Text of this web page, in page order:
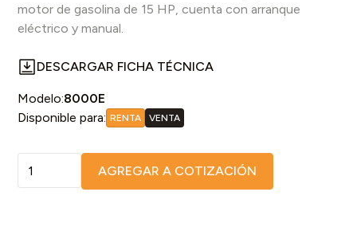
motor de gasolina de 15 HP, cuenta con arranque
eléctrico y manual.
DESCARGAR FICHA TÉCNICA
Modelo:8000E
Disponible para: RENTA VENTA
AGREGAR A COTIZACIÓN